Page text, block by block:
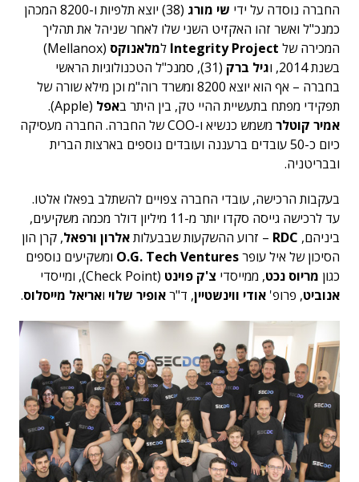
החברה נוסדה על ידי שי מורג
(38) יוצא תלפיות ו-8200 המכהן
כמנכ"ל ואשר זהו האקזיט השני שלו לאחר שניהל את תהליך
המכירה של Integrity Project למלאנוקס
(Mellanox)
בשנת 2014, ו
גיל ברק
(31), סמנכ"ל הטכנולוגיות הראשי
בחברה – אף הוא יוצא 8200 ומשרד רוה"מ וכן מילא שורה של
תפקידי מפתח בתעשיית ההיי טק, בין היתר באפל (Apple).
אמיר קוטלר
משמש כנשיא ו-COO של החברה. החברה מעסיקה
כיום כ-50 עובדים ברעננה ועובדים נוספים בארצות הברית
ובבריטניה.
בעקבות הרכישה, עובדי החברה צפויים להשתלב בפאלו אלטו.
עד לרכישה גייסה סקדו יותר מ-11 מיליון דולר מכמה משקיעים,
ביניהם, RDC – זרוע ההשקעות שבבעלותאלרון ורפאל, קרן הון
הסיכון של איל עופרO.G. Tech Ventures ומשקיעים נוספים
כגון מריוס נכט, ממייסדי צ'ק פוינט (Check Point), ומייסדי
אנוביט, פרופ' אודי ווינשטיין, ד"ראופיר שלוי ואריאל מייסלוס.